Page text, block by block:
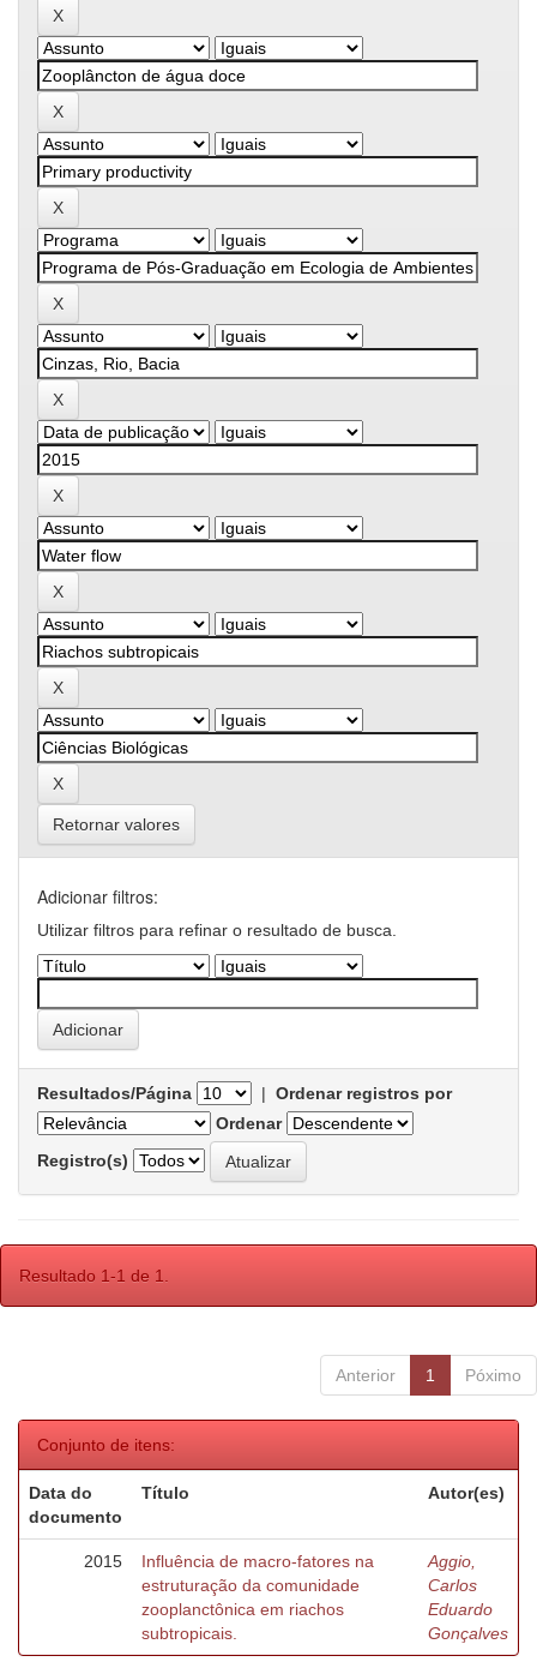
Retornar valores
Adicionar filtros:
Utilizar filtros para refinar o resultado de busca.
Resultados/Página | Ordenar registros por
Ordenar
Registro(s)
Resultado 1-1 de 1.
Anterior 1 Póximo
Conjunto de itens:
Data do
documento
Título Autor(es)
2015
Influência de macro-fatores na
estruturação da comunidade
zooplanctônica em riachos
subtropicais.
Aggio,
Carlos
Eduardo
Gonçalves